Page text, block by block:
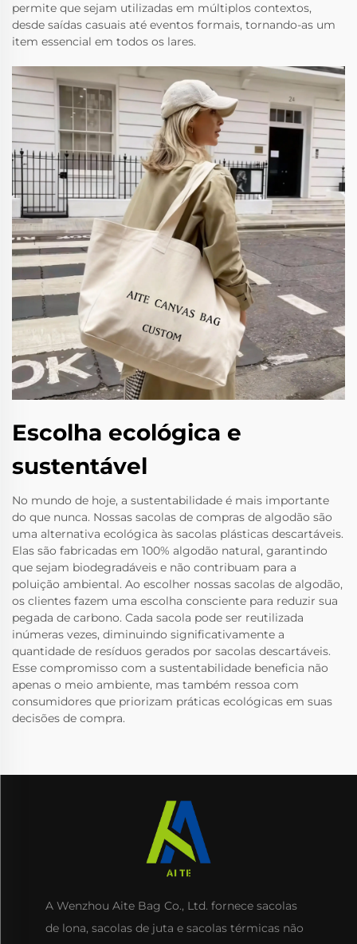
permite que sejam utilizadas em múltiplos contextos,
desde saídas casuais até eventos formais, tornando-as um
item essencial em todos os lares.
Escolha ecológica e
sustentável
No mundo de hoje, a sustentabilidade é mais importante
do que nunca. Nossas sacolas de compras de algodão são
uma alternativa ecológica às sacolas plásticas descartáveis.
Elas são fabricadas em 100% algodão natural, garantindo
que sejam biodegradáveis e não contribuam para a
poluição ambiental. Ao escolher nossas sacolas de algodão,
os clientes fazem uma escolha consciente para reduzir sua
pegada de carbono. Cada sacola pode ser reutilizada
inúmeras vezes, diminuindo significativamente a
quantidade de resíduos gerados por sacolas descartáveis.
Esse compromisso com a sustentabilidade beneficia não
apenas o meio ambiente, mas também ressoa com
consumidores que priorizam práticas ecológicas em suas
decisões de compra.
A Wenzhou Aite Bag Co., Ltd. fornece sacolas
de lona, sacolas de juta e sacolas térmicas não